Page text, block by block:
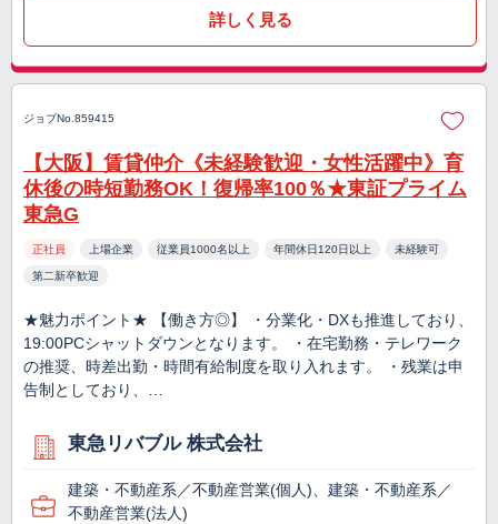
詳しく見る
ジョブNo.859415
【大阪】賃貸仲介《未経験歓迎・女性活躍中》育
休後の時短勤務OK！復帰率100％★東証プライム
東急G
正社員 上場企業 従業員1000名以上 年間休日120日以上 未経験可
第二新卒歓迎
★魅力ポイント★ 【働き方◎】 ・分業化・DXも推進しており、
19:00PCシャットダウンとなります。 ・在宅勤務・テレワーク
の推奨、時差出勤・時間有給制度を取り入れます。 ・残業は申
告制としており、…
東急リバブル 株式会社
建築・不動産系／不動産営業(個人)、建築・不動産系／
不動産営業(法人)